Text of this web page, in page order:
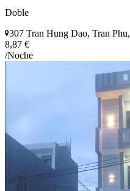
Doble
307 Tran Hung Dao, Tran Phu,
8,87 €
/Noche